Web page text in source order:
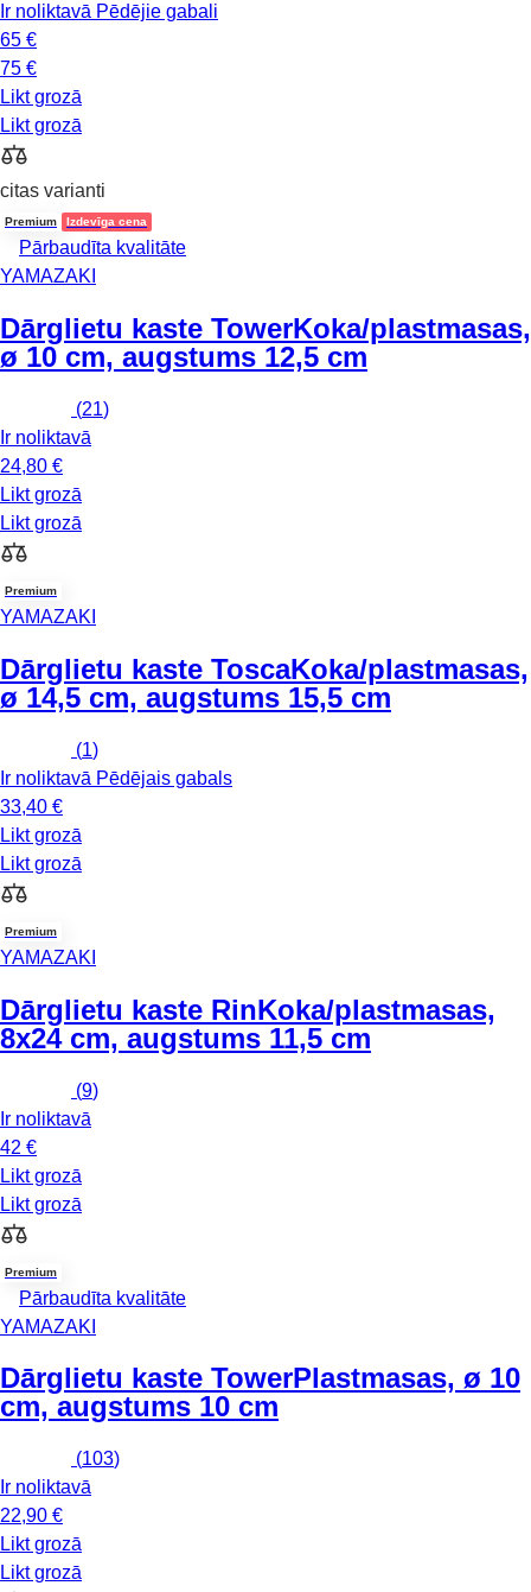
Ir noliktavā Pēdējie gabali
65 €
75 €
Likt grozā
Likt grozā
citas varianti
Premium Izdevīga cena
Pārbaudīta kvalitāte
YAMAZAKI
Dārglietu kaste TowerKoka/plastmasas,
ø 10 cm, augstums 12,5 cm
(21)
Ir noliktavā
24,80 €
Likt grozā
Likt grozā
Premium
YAMAZAKI
Dārglietu kaste ToscaKoka/plastmasas,
ø 14,5 cm, augstums 15,5 cm
(1)
Ir noliktavā Pēdējais gabals
33,40 €
Likt grozā
Likt grozā
Premium
YAMAZAKI
Dārglietu kaste RinKoka/plastmasas,
8x24 cm, augstums 11,5 cm
(9)
Ir noliktavā
42 €
Likt grozā
Likt grozā
Premium
Pārbaudīta kvalitāte
YAMAZAKI
Dārglietu kaste TowerPlastmasas, ø 10
cm, augstums 10 cm
(103)
Ir noliktavā
22,90 €
Likt grozā
Likt grozā